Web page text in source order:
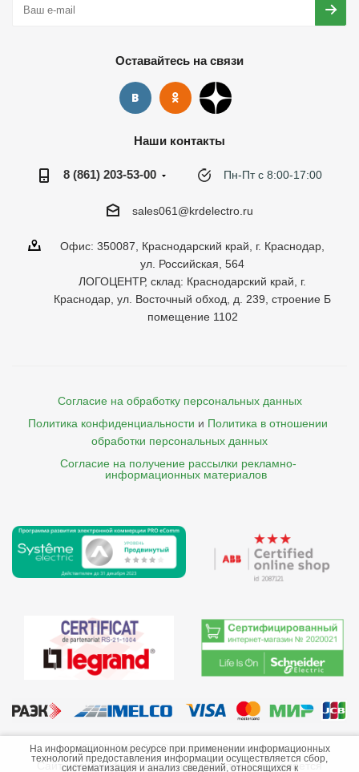
Оставайтесь на связи
Наши контакты
8 (861) 203-53-00 Пн-Пт с 8:00-17:00
sales061@krdelectro.ru
Офис: 350087, Краснодарский край, г. Краснодар,
ул. Российская, 564
ЛОГОЦЕНТР, склад: Краснодарский край, г.
Краснодар, ул. Восточный обход, д. 239, строение Б
помещение 1102
Согласие на обработку персональных данных
Политика конфиденциальности и Политика в отношении
обработки персональных данных
Согласие на получение рассылки рекламно-
    информационных материалов
©2013-2026 ООО «Краснодарэлектро»
Сайт носит информационный характер и не является
На информационном ресурсе при применении информационных
технологий предоставления информации осуществляется сбор,
систематизация и анализ сведений, относящихся к